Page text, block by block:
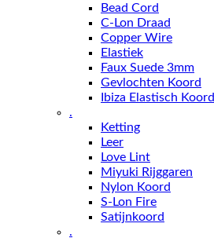
Bead Cord
C-Lon Draad
Copper Wire
Elastiek
Faux Suede 3mm
Gevlochten Koord
Ibiza Elastisch Koord
.
Ketting
Leer
Love Lint
Miyuki Rijggaren
Nylon Koord
S-Lon Fire
Satijnkoord
.